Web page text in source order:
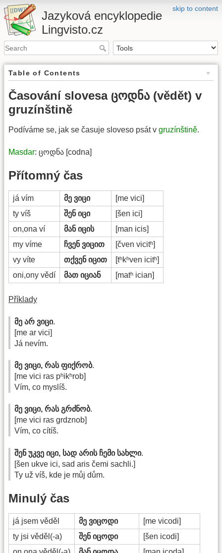
skip to content
Jazyková encyklopedie
Lingvisto.cz
Table of Contents
Časování slovesa ცოდნა (vědět) v
gruzínštině
Podíváme se, jak se časuje sloveso psát v gruzínštině.
Masdar: ცოდნა [codna]
Přítomný čas
já vím მე ვიცი
[me vici]
ty víš
შენ იცი
[šen ici]
on,ona ví
მან იცის
[man icis]
my víme
ჩვენ ვიცით
[čven vicitʰ]
vy víte
თქვენ იცით
[tʰkʰven icitʰ]
oni,ony vědí
მათ იციან [matʰ ician]
Příklady
მე არ ვიცი.
[me ar vici]
Já nevím.
მე ვიცი, რას ფიქრობ.
[me vici ras pʰikʰrob]
Vím, co myslíš.
მე ვიცი, რას გრძნობ.
[me vici ras grdznob]
Vím, co cítíš.
შენ უკვე იცი, სად არის ჩემი სახლი.
[šen ukve ici, sad aris čemi sachli.]
Ty už víš, kde je můj dům.
Minulý čas
já jsem věděl მე ვიცოდი
[me vicodi]
ty jsi věděl(-a)
შენ იცოდი
[šen icodi]